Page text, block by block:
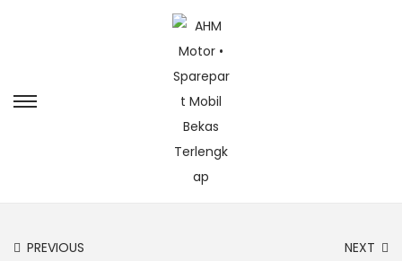
PREVIOUS NEXT